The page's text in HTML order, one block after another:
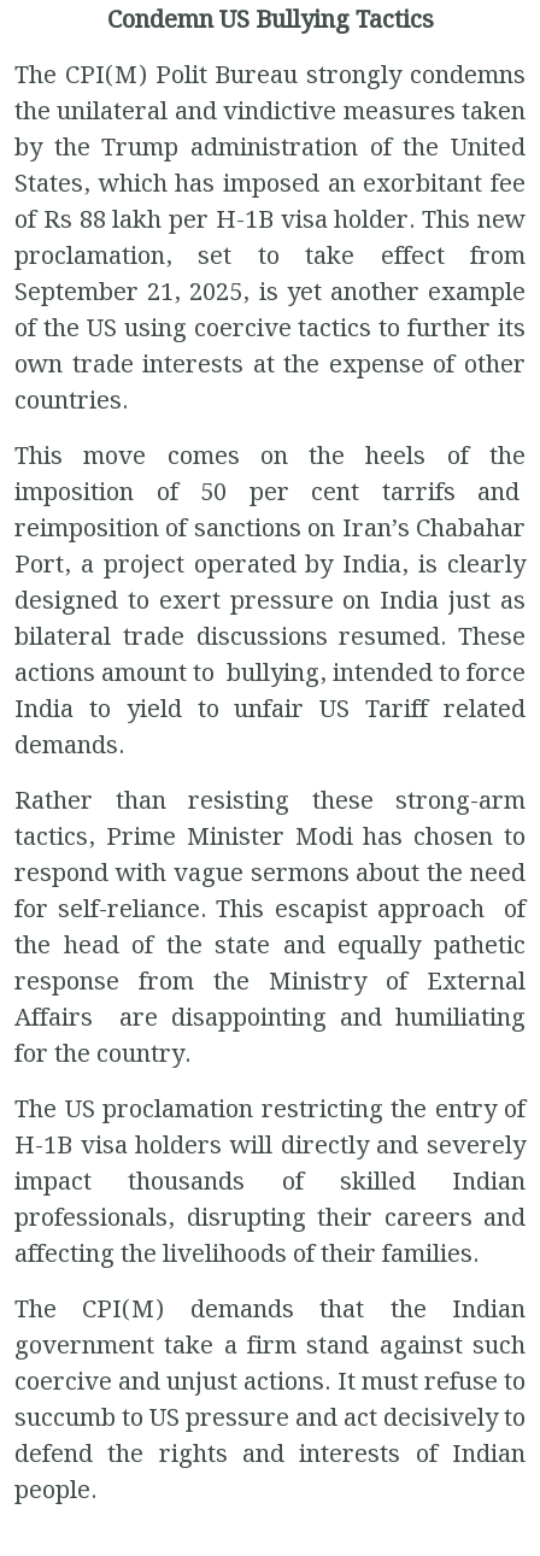
Condemn US Bullying Tactics
The CPI(M) Polit Bureau strongly condemns
the unilateral and vindictive measures taken
by the Trump administration of the United
States, which has imposed an exorbitant fee
of Rs 88 lakh per H-1B visa holder. This new
proclamation, set to take effect from
September 21, 2025, is yet another example
of the US using coercive tactics to further its
own trade interests at the expense of other
countries.
This move comes on the heels of the
imposition of 50 per cent tarrifs and
reimposition of sanctions on Iran’s Chabahar
Port, a project operated by India, is clearly
designed to exert pressure on India just as
bilateral trade discussions resumed. These
actions amount to bullying, intended to force
India to yield to unfair US Tariff related
demands.
Rather than resisting these strong-arm
tactics, Prime Minister Modi has chosen to
respond with vague sermons about the need
for self-reliance. This escapist approach of
the head of the state and equally pathetic
response from the Ministry of External
Affairs are disappointing and humiliating
for the country.
The US proclamation restricting the entry of
H-1B visa holders will directly and severely
impact thousands of skilled Indian
professionals, disrupting their careers and
affecting the livelihoods of their families.
The CPI(M) demands that the Indian
government take a firm stand against such
coercive and unjust actions. It must refuse to
succumb to US pressure and act decisively to
defend the rights and interests of Indian
people.